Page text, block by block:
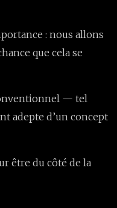
: nous allons
que cela se
— tel
adepte d’un concept
être du côté de la